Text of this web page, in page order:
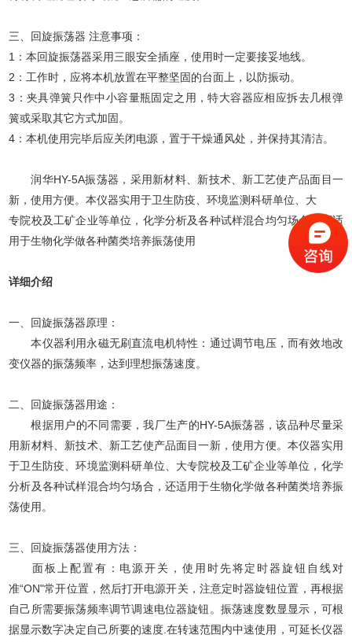
三、回旋振荡器 注意事项：
1：本回旋振荡器采用三眼安全插座，使用时一定要接妥地线。
2：工作时，应将本机放置在平整坚固的台面上，以防振动。
3：夹具弹簧只作中小容量瓶固定之用，特大容器应相应拆去几根弹
簧或采取其它方式加固。
4：本机使用完毕后应关闭电源，置于干燥通风处，并保持其清洁。
润华HY-5A振荡器，采用新材料、新技术、新工艺使产品面目一
新，使用方便。本仪器实用于卫生防疫、环境监测科研单位、大
专院校及工矿企业等单位，化学分析及各种试样混合均匀场合，还适
用于生物化学做各种菌类培养振荡使用
详细介绍
一、回旋振荡器原理：
本仪器利用永磁无刷直流电机特性：通过调节电压，而有效地改
变仪器的振荡频率，达到理想振荡速度。
二、回旋振荡器用途：
根据用户的不同需要，我厂生产的HY-5A振荡器，该品种尽量采
用新材料、新技术、新工艺使产品面目一新，使用方便。本仪器实用
于卫生防疫、环境监测科研单位、大专院校及工矿企业等单位，化学
分析及各种试样混合均匀场合，还适用于生物化学做各种菌类培养振
荡使用。
三、回旋振荡器使用方法：
面板上配置有：电源开关，使用时先将定时器旋钮自线对
准“ON"常开位置，然后打开电源开关，注意定时器旋钮位置，再根据
自己所需要振荡频率调节调速电位器旋钮。振荡速度数显显示，可根
据显示数字决定自己所要的速度.在转速范围内中速使用，可延长仪器